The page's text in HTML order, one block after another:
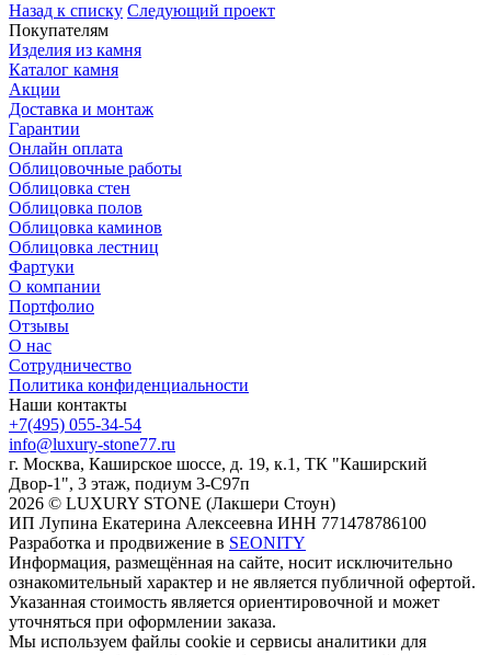
Назад к списку Следующий проект
Покупателям
Изделия из камня
Каталог камня
Акции
Доставка и монтаж
Гарантии
Онлайн оплата
Облицовочные работы
Облицовка стен
Облицовка полов
Облицовка каминов
Облицовка лестниц
Фартуки
О компании
Портфолио
Отзывы
О нас
Сотрудничество
Политика конфиденциальности
Наши контакты
+7(495) 055-34-54
info@luxury-stone77.ru
г. Москва, Каширское шоссе, д. 19, к.1, ТК "Каширский
Двор-1", 3 этаж, подиум 3-С97п
2026 © LUXURY STONE (Лакшери Стоун)
ИП Лупина Екатерина Алексеевна ИНН 771478786100
Разработка и продвижение в SEONITY
Информация, размещённая на сайте, носит исключительно
ознакомительный характер и не является публичной офертой.
Указанная стоимость является ориентировочной и может
уточняться при оформлении заказа.
Мы используем файлы cookie и сервисы аналитики для